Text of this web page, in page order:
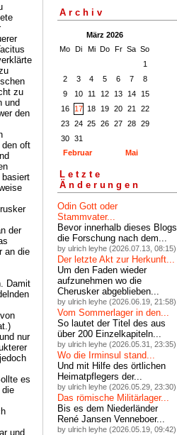
Archiv
März 2026
Mo Di Mi Do Fr Sa So
1
2
3 4 5 6 7
8
9
10 11 12 13 14
15
16
17 18 19 20 21
22
23
24 25 26 27 28
29
30
31
Februar
Mai
Letzte
Änderungen
Odin Gott oder
Stammvater...
Bevor innerhalb dieses Blogs
die Forschung nach dem...
by ulrich leyhe (2026.07.13, 08:15)
Der letzte Akt zur Herkunft...
Um den Faden wieder
aufzunehmen wo die
Cherusker abgeblieben...
by ulrich leyhe (2026.06.19, 21:58)
Vom Sommerlager in den...
So lautet der Titel des aus
über 200 Einzelkapiteln...
by ulrich leyhe (2026.05.31, 23:35)
Wo die Irminsul stand...
Und mit Hilfe des örtlichen
Heimatpflegers der...
by ulrich leyhe (2026.05.29, 23:30)
Das römische Militärlager...
Bis es dem Niederländer
René Jansen Venneboer...
by ulrich leyhe (2026.05.19, 09:42)